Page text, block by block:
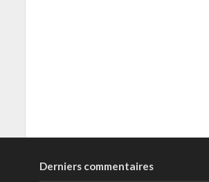
Derniers commentaires